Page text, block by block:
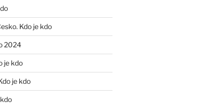
Kdo je kdo
2024
je kdo
je kdo